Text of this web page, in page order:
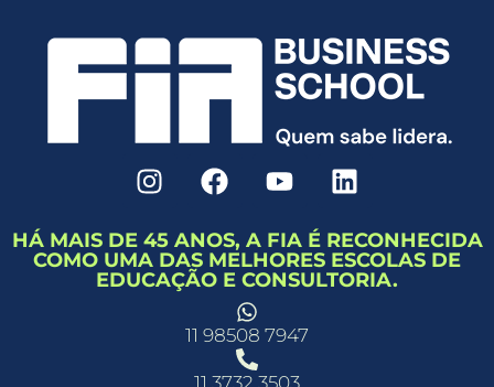
HÁ MAIS DE 45 ANOS, A FIA É RECONHECIDA
COMO UMA DAS MELHORES ESCOLAS DE
EDUCAÇÃO E CONSULTORIA.
11 98508 7947